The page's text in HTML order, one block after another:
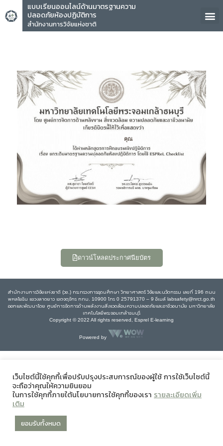
แบบเรียนออนไลน์ด้านมาตรฐานความ
ปลอดภัยห้องปฏิบัติการ
สำนักงานการวิจัยแห่งชาติ
คุณ
ดาวน์โหลดประกาศนียบัตร
สำนักงานการวิจัยแห่งชาติ (วช.) กระทรวงการอุดมศึกษา วิทยาศาสตร์ วิจัยและนวัตกรรม เลขที่ 196 ถนน
พหลโยธิน แขวงลาดยาว เขตจตุจักร กทม. 10900 โทร 0 25791370 – 9 อีเมล์ labsafety@nrct.go.th
ออกและพัฒนาโดย ศูนย์การจัดการด้านพลังงานสิ่งแวดล้อมความปลอดภัยและอาชีวอนามัย มหาวิทยาลัย
เทคโนโลยีพระจอมเกล้าธนบุรี
Copyright © 2022 All rights reserved, Esprel E-learning
Powered by
เว็บไซต์นี้ใช้คุกกี้เพื่อปรับปรุงประสบการณ์ของผู้ใช้ การใช้เว็บไซต์นี้
จะถือว่าคุณให้ความยินยอม
ในการใช้คุกกี้ภายใต้นโยบายการใช้คุกกี้ของเรา รายละเอียดเพิ่ม
เติม
ยอมรับทั้งหมด